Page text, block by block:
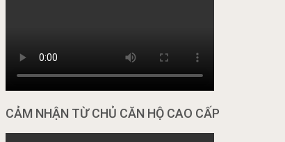
CẢM NHẬN TỪ CHỦ CĂN HỘ CAO CẤP